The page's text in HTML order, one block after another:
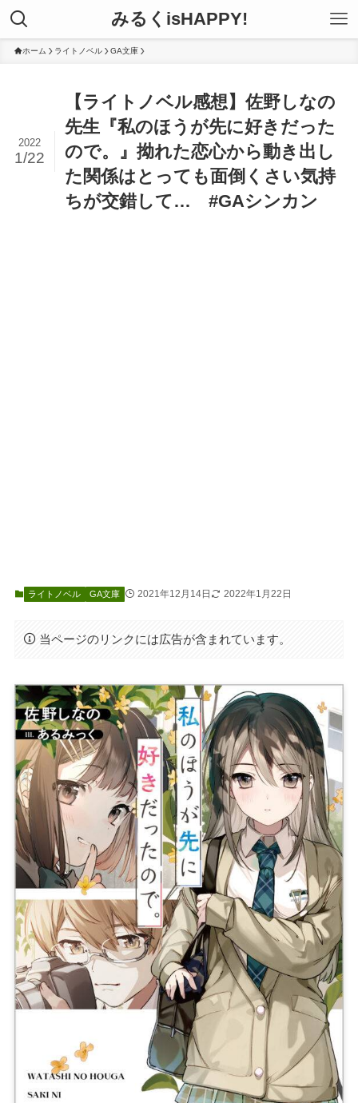
みるくisHAPPY!
ホーム ライトノベル GA文庫
【ライトノベル感想】佐野しなの
先生『私のほうが先に好きだった
ので。』拗れた恋心から動き出し
た関係はとっても面倒くさい気持
ちが交錯して… #GAシンカン
2022
1/22
ライトノベル GA文庫 2021年12月14日 2022年1月22日
当ページのリンクには広告が含まれています。